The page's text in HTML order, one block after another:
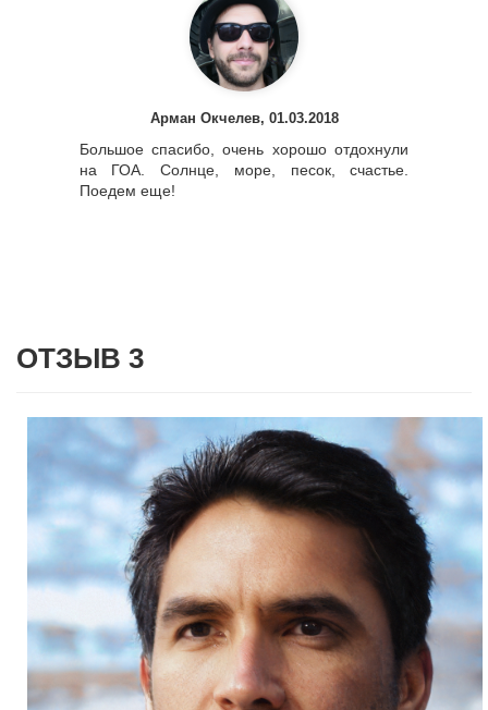
Арман Окчелев, 01.03.2018
Большое спасибо, очень хорошо отдохнули
на ГОА. Солнце, море, песок, счастье.
Поедем еще!
ОТЗЫВ 3